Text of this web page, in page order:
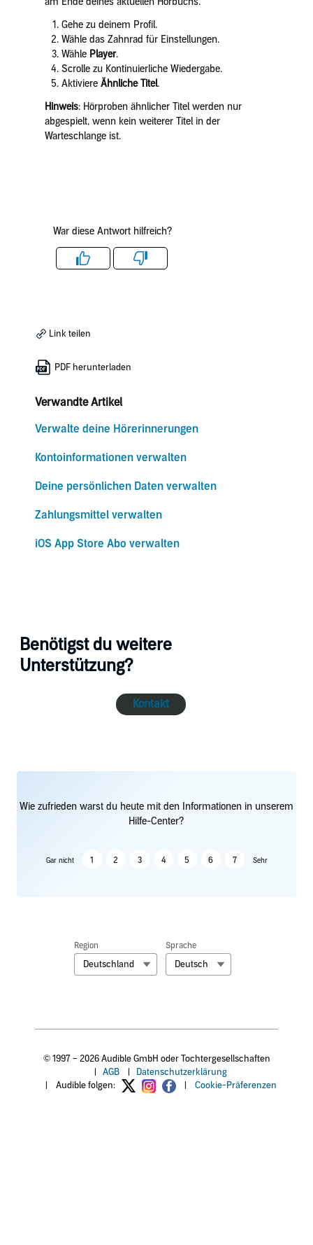
Gehe zu deinem Profil.
Wähle das Zahnrad für Einstellungen.
Wähle Player.
Scrolle zu Kontinuierliche Wiedergabe.
Aktiviere Ähnliche Titel.
Hinweis: Hörproben ähnlicher Titel werden nur
abgespielt, wenn kein weiterer Titel in der
Warteschlange ist.
War diese Antwort hilfreich?
Like Dislike
Link teilen
PDF herunterladen
Verwandte Artikel
Verwalte deine Hörerinnerungen
Kontoinformationen verwalten
Deine persönlichen Daten verwalten
Zahlungsmittel verwalten
iOS App Store Abo verwalten
Benötigst du weitere
Unterstützung?
Kontakt
Wie zufrieden warst du heute mit den Informationen in unserem
Hilfe-Center?
Gar nicht 1 2 3 4 5 6 7 Sehr
Region
Deutschland
Sprache
Deutsch
© 1997 – 2026 Audible GmbH oder Tochtergesellschaften
AGB
Datenschutzerklärung
Audible folgen: | Cookie-Präferenzen